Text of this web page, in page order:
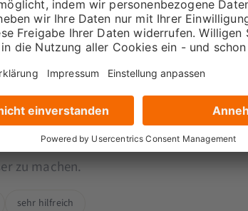
Kanal – diese Episode findest du
zu machen.
sehr hilfreich